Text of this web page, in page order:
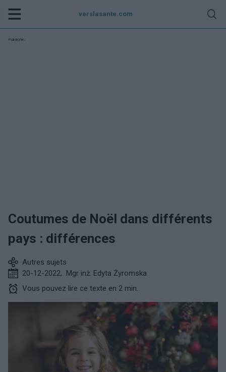
verslasante.com
Publicité:
Coutumes de Noël dans différents
pays : différences
Autres sujets
20-12-2022, Mgr inż. Edyta Żyromska
Vous pouvez lire ce texte en 2 min.